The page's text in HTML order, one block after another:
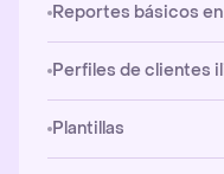
Reportes básicos
Perfiles de clientes
Plantillas